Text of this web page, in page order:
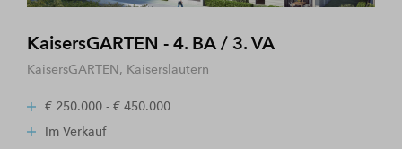
KaisersGARTEN - 4. BA / 3. VA
KaisersGARTEN, Kaiserslautern
€ 250.000 - € 450.000
Im Verkauf